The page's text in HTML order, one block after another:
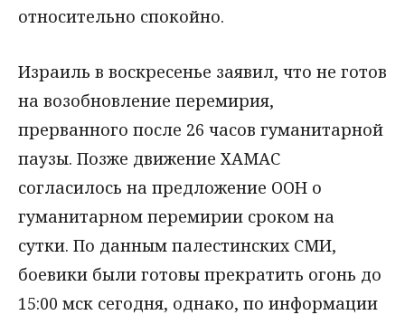
относительно спокойно.
Израиль в воскресенье заявил, что не готов
на возобновление перемирия,
прерванного после 26 часов гуманитарной
паузы. Позже движение ХАМАС
согласилось на предложение ООН о
гуманитарном перемирии сроком на
сутки. По данным палестинских СМИ,
боевики были готовы прекратить огонь до
15:00 мск сегодня, однако, по информации